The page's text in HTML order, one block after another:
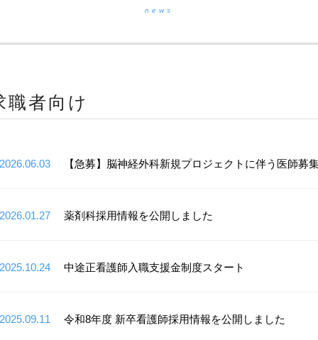
news
職者向け
2026.06.03 【急募】脳神経外科新規プロジェクトに伴う医師募
2026.01.27 薬剤科採用情報を公開しました
2025.10.24 中途正看護師入職支援金制度スタート
2025.09.11 令和8年度 新卒看護師採用情報を公開しました